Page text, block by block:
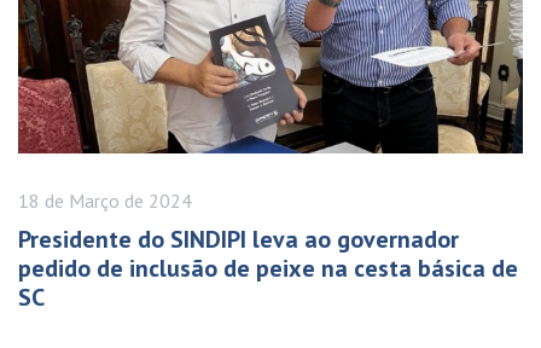
18 de Março de 2024
Presidente do SINDIPI leva ao governador
pedido de inclusão de peixe na cesta básica de
SC